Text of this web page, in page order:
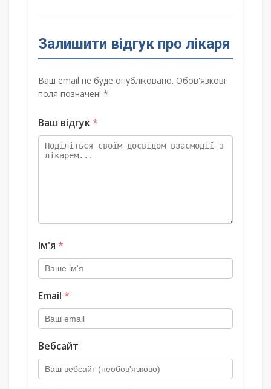
Залишити відгук про лікаря
Ваш email не буде опубліковано. Обов'язкові
поля позначені *
Ваш відгук*
Ім'я *
Email *
Вебсайт